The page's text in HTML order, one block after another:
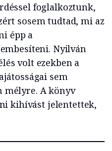
foglalkoztunk,
sosem tudtad, mi az
épp a
Nyilván
volt ezekben a
sem
mélyre. A könyv
kihívást jelentettek,